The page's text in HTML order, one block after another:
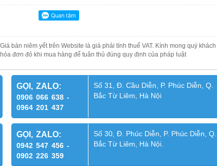
Giá bán niêm yết trên Website là giá phải tính thuế VAT. Kính mong quý
hóa đơn đỏ khi mua hàng để tuân thủ đúng quy định của pháp luật
GỌI, ZALO:
0906 066 638 -
0964 201 437
Số 31, Đ. Cầu Diễn, P. Phúc Diễn, Q.
Bắc Từ Liêm, Hà Nội
GỌI, ZALO:
0942 547 456 -
0902 226 359
Số 30, Đ. Phúc Diễn, P. Phúc Diễn, Q.
Bắc Từ Liêm, Hà Nội.